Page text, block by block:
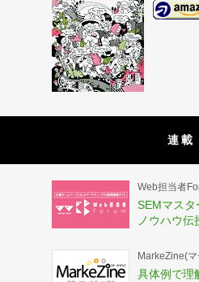
連載
Web担当者
SEMマス
ノウハウ伝
MarkeZine(
具体例で理